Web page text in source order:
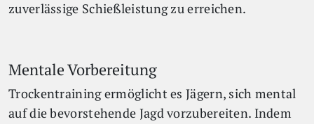
zuverlässige Schießleistung zu erreichen.
Mentale Vorbereitung
Trockentraining ermöglicht es Jägern, sich mental
auf die bevorstehende Jagd vorzubereiten. Indem